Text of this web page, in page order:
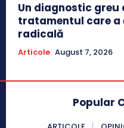
Un diagnostic greu
tratamentul care a
radicală
Articole August 7, 2026
Popular